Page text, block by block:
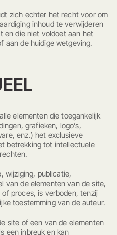
zich echter het recht voor om
inhoud te verwijderen
en die niet voldoet aan het
aan de huidige wetgeving.
elementen die toegankelijk
grafieken, logo’s,
enz.) het exclusieve
betrekking tot intellectuele
wijziging, publicatie,
van de elementen van de site,
proces, is verboden, tenzij
toestemming van de auteur.
site of een van de elementen
een inbreuk en kan